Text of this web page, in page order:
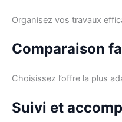
Organisez vos travaux
Comparaison
Choisissez l’offre la plus
Suivi et